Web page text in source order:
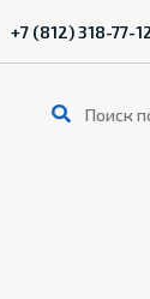
+7 (812) 318-77-